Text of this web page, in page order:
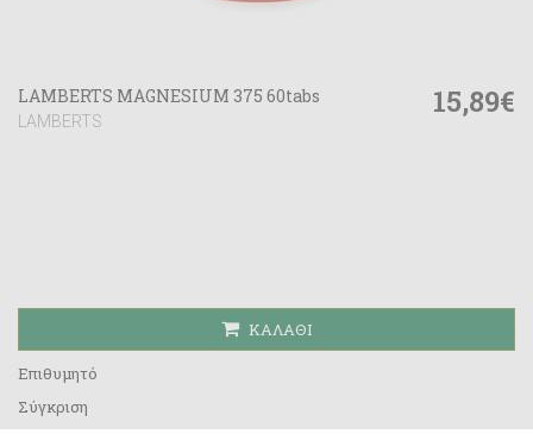
LAMBERTS MAGNESIUM 375 60tabs
LAMBERTS
15,89€
ΚΑΛΆΘΙ
Επιθυμητό
Σύγκριση